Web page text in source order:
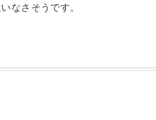
なさそうです。